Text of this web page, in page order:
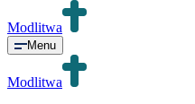
Modlitwa
Menu
Modlitwa